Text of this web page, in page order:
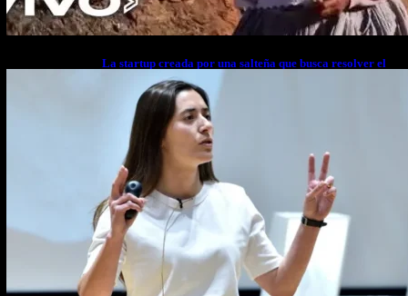
La startup creada por una salteña que busca resolver el
estrés financiero en Latinoamérica